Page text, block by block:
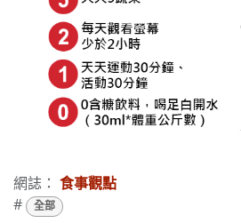
網誌： 食事觀點
#
全部